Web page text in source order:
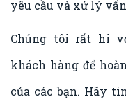
yêu cầu và xử lý
Chúng tôi rất hi
khách hàng để
của các bạn. Hãy